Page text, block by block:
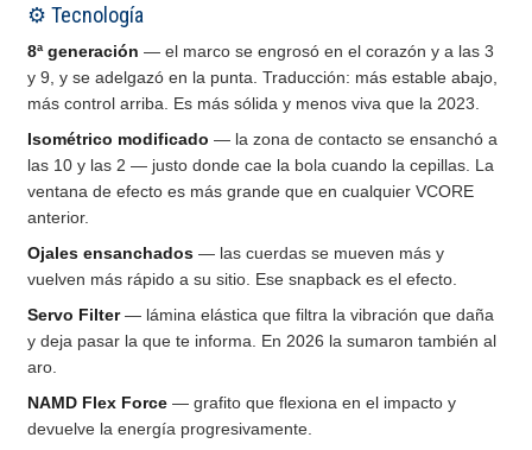
⚙️ Tecnología
8ª generación — el marco se engrosó en el corazón y a las 3
y 9, y se adelgazó en la punta. Traducción: más estable abajo,
más control arriba. Es más sólida y menos viva que la 2023.
Isométrico modificado — la zona de contacto se ensanchó a
las 10 y las 2 — justo donde cae la bola cuando la cepillas. La
ventana de efecto es más grande que en cualquier VCORE
anterior.
Ojales ensanchados — las cuerdas se mueven más y
vuelven más rápido a su sitio. Ese snapback es el efecto.
Servo Filter— lámina elástica que filtra la vibración que daña
y deja pasar la que te informa. En 2026 la sumaron también al
aro.
NAMD Flex Force — grafito que flexiona en el impacto y
devuelve la energía progresivamente.